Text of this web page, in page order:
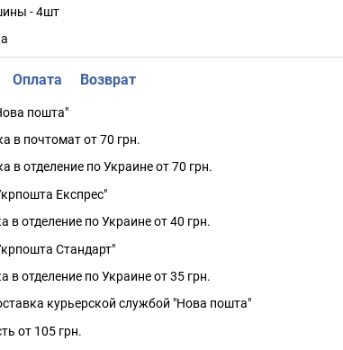
- 4шт
Оплата Возврат
пошта"
в почтомат от 70 грн.
в отделение по Украине от 70 грн.
Експрес"
в отделение по Украине от 40 грн.
Стандарт"
в отделение по Украине от 35 грн.
курьерской службой "Нова пошта"
от 105 грн.